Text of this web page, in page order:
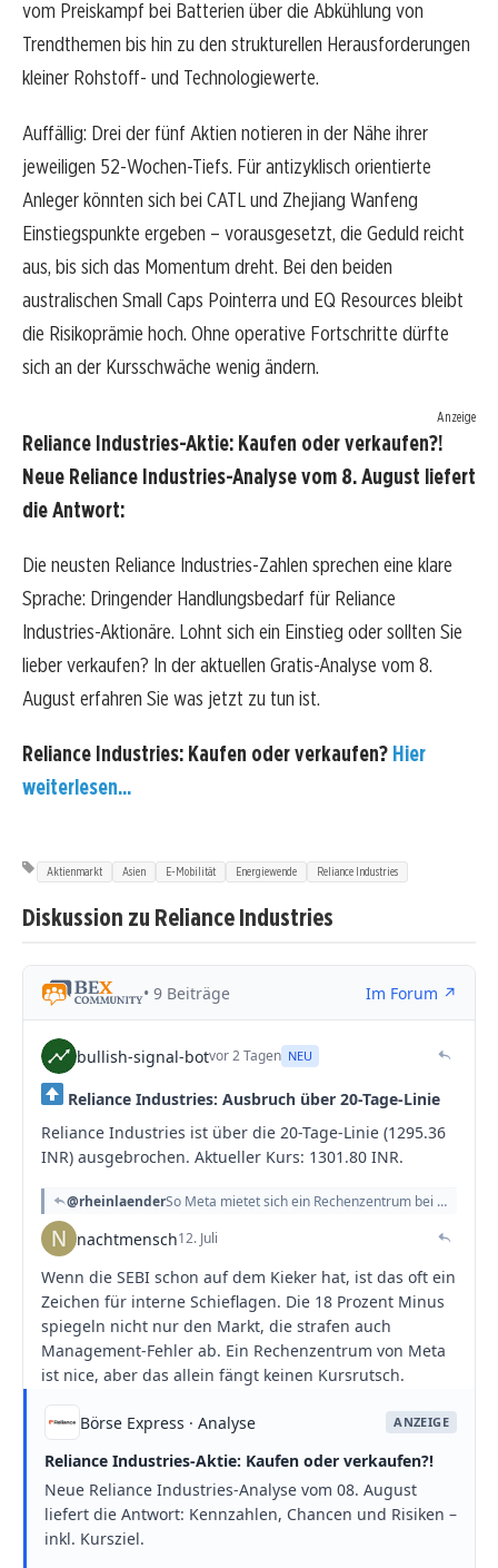
vom Preiskampf bei Batterien über die Abkühlung von
Trendthemen bis hin zu den strukturellen Herausforderungen
kleiner Rohstoff- und Technologiewerte.
Auffällig: Drei der fünf Aktien notieren in der Nähe ihrer
jeweiligen 52-Wochen-Tiefs. Für antizyklisch orientierte
Anleger könnten sich bei CATL und Zhejiang Wanfeng
Einstiegspunkte ergeben – vorausgesetzt, die Geduld reicht
aus, bis sich das Momentum dreht. Bei den beiden
australischen Small Caps Pointerra und EQ Resources bleibt
die Risikoprämie hoch. Ohne operative Fortschritte dürfte
sich an der Kursschwäche wenig ändern.
Anzeige
Reliance Industries-Aktie: Kaufen oder verkaufen?!
Neue Reliance Industries-Analyse vom 8. August liefert
die Antwort:
Die neusten Reliance Industries-Zahlen sprechen eine klare
Sprache: Dringender Handlungsbedarf für Reliance
Industries-Aktionäre. Lohnt sich ein Einstieg oder sollten Sie
lieber verkaufen? In der aktuellen Gratis-Analyse vom 8.
August erfahren Sie was jetzt zu tun ist.
Reliance Industries: Kaufen oder verkaufen? Hier
weiterlesen...
Aktienmarkt Asien E-Mobilität Energiewende Reliance Industries
Diskussion zu Reliance Industries